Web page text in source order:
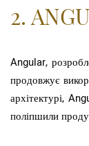
2.
Angular,
продовжує
архітектурі,
поліпшили